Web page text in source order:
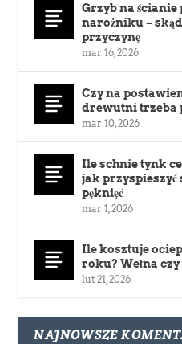
Grzyb na
narożniku –
przyczynę
mar 16, 2026
Czy na
drewutni trzeba
mar 10, 2026
Ile schnie tynk
jak przyspieszyć
pęknięć
mar 1, 2026
Ile kosztuje
roku? Wełna
lut 21, 2026
NAJNOWSZE